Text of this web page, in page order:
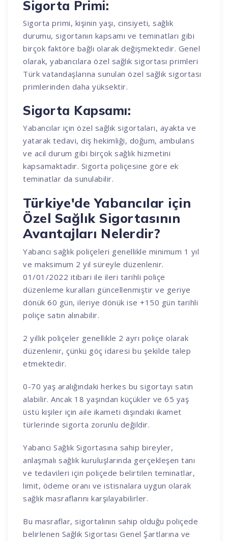
Sigorta Primi:
Sigorta primi, kişinin yaşı, cinsiyeti, sağlık
durumu, sigortanın kapsamı ve teminatları gibi
birçok faktöre bağlı olarak değişmektedir. Genel
olarak, yabancılara özel sağlık sigortası primleri
Türk vatandaşlarına sunulan özel sağlık sigortası
primlerinden daha yüksektir.
Sigorta Kapsamı:
Yabancılar için özel sağlık sigortaları, ayakta ve
yatarak tedavi, diş hekimliği, doğum, ambulans
ve acil durum gibi birçok sağlık hizmetini
kapsamaktadır. Sigorta poliçesine göre ek
teminatlar da sunulabilir.
Türkiye'de Yabancılar için
Özel Sağlık Sigortasının
Avantajları Nelerdir?
Yabancı sağlık poliçeleri genellikle minimum 1 yıl
ve maksimum 2 yıl süreyle düzenlenir.
01/01/2022 itibari ile ileri tarihli poliçe
düzenleme kuralları güncellenmiştir ve geriye
dönük 60 gün, ileriye dönük ise +150 gün tarihli
poliçe satın alınabilir.
2 yıllık poliçeler genellikle 2 ayrı poliçe olarak
düzenlenir, çünkü göç idaresi bu şekilde talep
etmektedir.
0-70 yaş aralığındaki herkes bu sigortayı satın
alabilir. Ancak 18 yaşından küçükler ve 65 yaş
üstü kişiler için aile ikameti dışındaki ikamet
türlerinde sigorta zorunlu değildir.
Yabancı Sağlık Sigortasına sahip bireyler,
anlaşmalı sağlık kuruluşlarında gerçekleşen tanı
ve tedavileri için poliçede belirtilen teminatlar,
limit, ödeme oranı ve istisnalara uygun olarak
sağlık masraflarını karşılayabilirler.
Bu masraflar, sigortalının sahip olduğu poliçede
belirlenen Sağlık Sigortası Genel Şartlarına ve